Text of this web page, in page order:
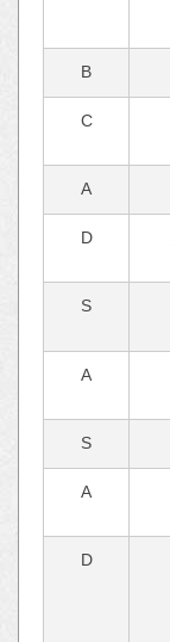
B
C
A
D
S
A
S
A
D